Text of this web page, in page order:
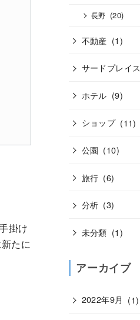
掛け
たに
長野 (20)
不動産 (1)
サードプレイス
ホテル (9)
ショップ (11)
公園 (10)
旅行 (6)
分析 (3)
未分類 (1)
アーカイブ
2022年9月 (1)